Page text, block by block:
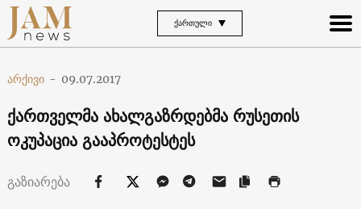
ᲥᲐᲠᲗᲣᲚᲘ
არქივი - 09.07.2017
ქართველმა ახალგაზრდებმა რუსეთის
ოკუპაცია გააპროტესტეს
გაზიარება